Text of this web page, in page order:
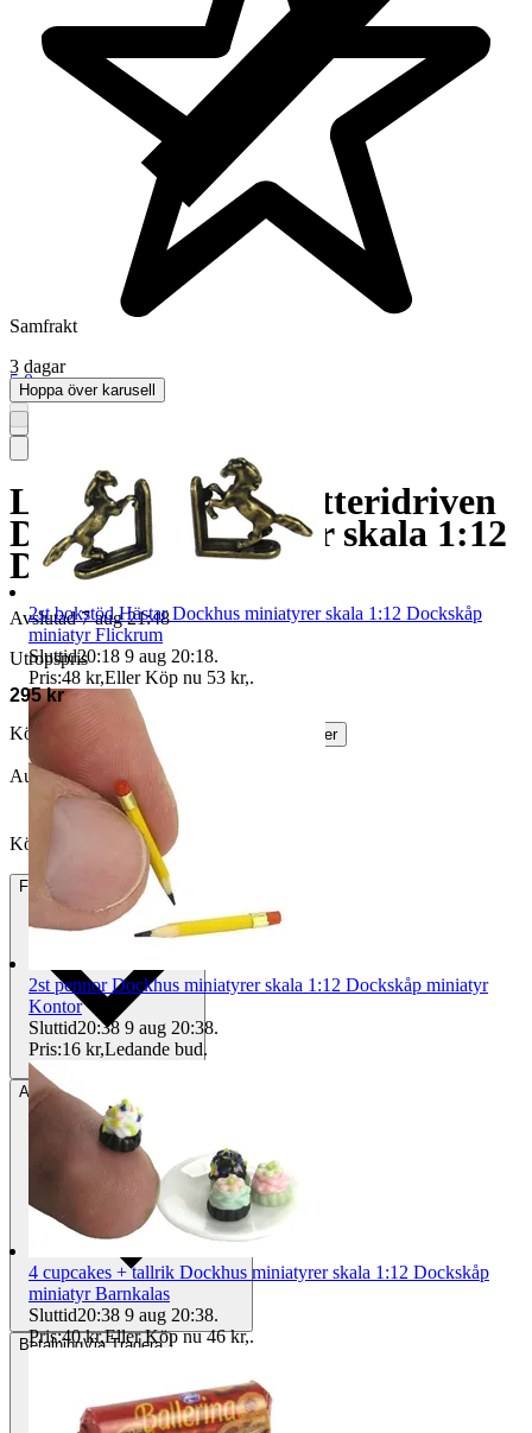
5.0
Lyktstolpe LED Batteridriven
Dockhus miniatyrer skala 1:12
Dockskåp miniatyr
Avslutad 7 aug 21:48
Utropspris
295 kr
Köparskydd är valfritt hos företag.
Läs mer
Auktionen avslutades utan bud
Köpförfrågan är tyvärr inte tillgänglig.
Frakt 15 kr Annat fraktsätt
Avhämtning
BetalningVia Tradera
Samfrakt
3 dagar
Hoppa över karusell
2st bokstöd Hästar Dockhus miniatyrer skala 1:12 Dockskåp
miniatyr Flickrum
Sluttid20:18 9 aug 20:18.
Pris:48 kr,Eller Köp nu 53 kr,.
2st pennor Dockhus miniatyrer skala 1:12 Dockskåp miniatyr
Kontor
Sluttid20:38 9 aug 20:38.
Pris:16 kr,Ledande bud.
4 cupcakes + tallrik Dockhus miniatyrer skala 1:12 Dockskåp
miniatyr Barnkalas
Sluttid20:38 9 aug 20:38.
Pris:40 kr,Eller Köp nu 46 kr,.